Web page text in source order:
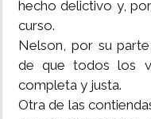
hecho delictivo y,
curso.
Nelson, por su
de que todos los
completa y justa.
Otra de las